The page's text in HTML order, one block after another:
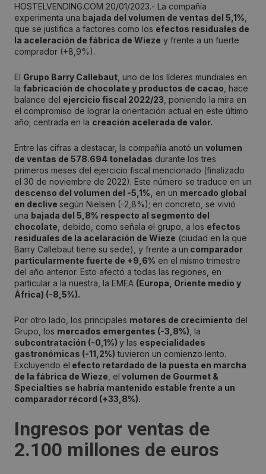
HOSTELVENDING.COM 20/01/2023.- La compañía
experimenta una bajada del volumen de ventas del 5,1%
que se justifica a factores como los efectos residuales de
la aceleración de fábrica de Wieze y frente a un fuerte
comprador (+8,9%).
El Grupo Barry Callebaut , uno de los líderes mundiales en
la fabricación de chocolate y productos de cacao , hace
balance del ejercicio fiscal 2022/23 , poniendo la mira en
el compromiso de lograr la orientación actual en este último
año; centrada en la creación acelerada de valor.
Entre las cifras a destacar, la compañía anotó un volumen
de ventas de 578.694 toneladas durante los tres
primeros meses del ejercicio fiscal mencionado (finalizado
el 30 de noviembre de 2022). Este número se traduce en un
descenso del volumen del -5,1%,
en un mercado global
en declive según Nielsen (-2,8%); en concreto, se vivió
una bajada del 5,8% respecto al segmento del
chocolate , debido, como señala el grupo, a los efectos
residuales de la acelaración de Wieze (ciudad en la que
Barry Callebaut tiene su sede), y frente a un comparador
particularmente fuerte de +9,6% en el mismo trimestre
del año anterior. Esto afectó a todas las regiones, en
particular a la nuestra, la EMEA (Europa, Oriente medio y
África) (-8,5%).
Por otro lado, los principales motores de crecimiento del
Grupo, los mercados emergentes (-3,8%) , la
subcontratación (-0,1%) y las especialidades
gastronómicas (-11,2%) tuvieron un comienzo lento.
Excluyendo el efecto retardado de la puesta en marcha
de la fábrica de Wieze , el volumen de Gourmet &
Specialties se habría mantenido estable frente a un
comparador récord (+33,8%).
Ingresos por ventas de
2.100 millones de euros